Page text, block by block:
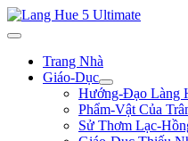
Trang Nhà
Giáo-Dục
Hướng-Đạo Làng
Phẩm-Vật Của
Sử Thơm Lạc-